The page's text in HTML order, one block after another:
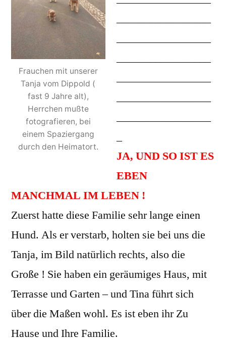
Frauchen mit unserer
Tanja vom Dippold (
fast 9 Jahre alt),
Herrchen mußte
fotografieren, bei
einem Spaziergang
durch den Heimatort.
JA, UND SO IST ES
EBEN
MANCHMAL IM LEBEN !
Zuerst hatte diese Familie sehr lange einen
Hund. Als er verstarb, holten sie bei uns die
Tanja, im Bild natürlich rechts, also die
Große ! Sie haben ein geräumiges Haus, mit
Terrasse und Garten – und Tina führt sich
über die Maßen wohl. Es ist eben ihr Zu
Hause und Ihre Familie.